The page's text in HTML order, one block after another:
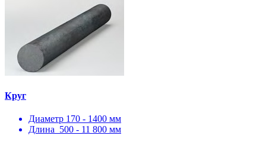
Круг
Диаметр 170 - 1400 мм
Длина 500 - 11 800 мм